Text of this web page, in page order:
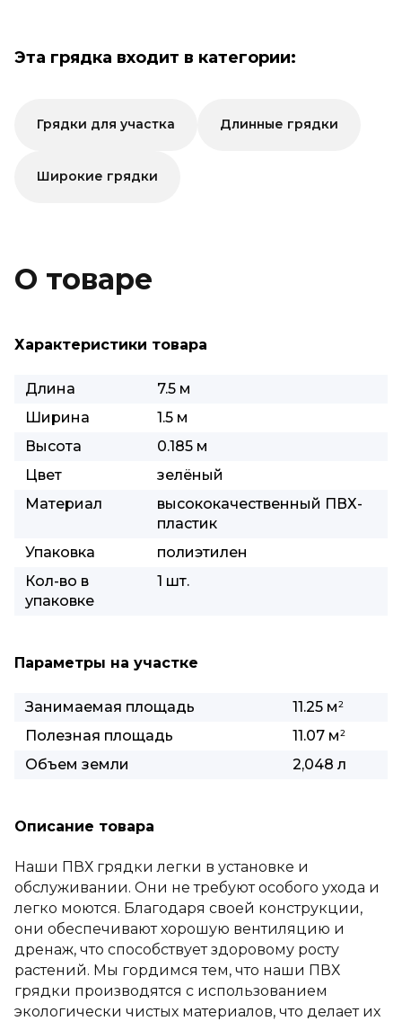
Эта грядка входит в категории:
Грядки для участка Длинные грядки
Широкие грядки
О товаре
Характеристики товара
Длина
7.5 м
Ширина
1.5 м
Высота
0.185 м
Цвет
зелёный
Материал
высококачественный ПВХ-
пластик
Упаковка
полиэтилен
Кол-во в
упаковке
1 шт.
Параметры на участке
Занимаемая площадь 11.25 м2
Полезная площадь 11.07 м2
Объем земли 2,048 л
Описание товара
Наши ПВХ грядки легки в установке и
обслуживании. Они не требуют особого ухода и
легко моются. Благодаря своей конструкции,
они обеспечивают хорошую вентиляцию и
дренаж, что способствует здоровому росту
растений. Мы гордимся тем, что наши ПВХ
грядки производятся с использованием
экологически чистых материалов, что делает их